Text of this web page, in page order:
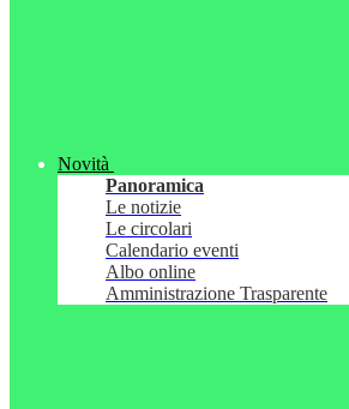
Novità
Panoramica
Le notizie
Le circolari
Calendario eventi
Albo online
Amministrazione Trasparente